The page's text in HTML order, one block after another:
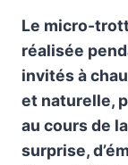
Le micro-
réalisée
invités à
et naturelle,
au cours de
surprise,